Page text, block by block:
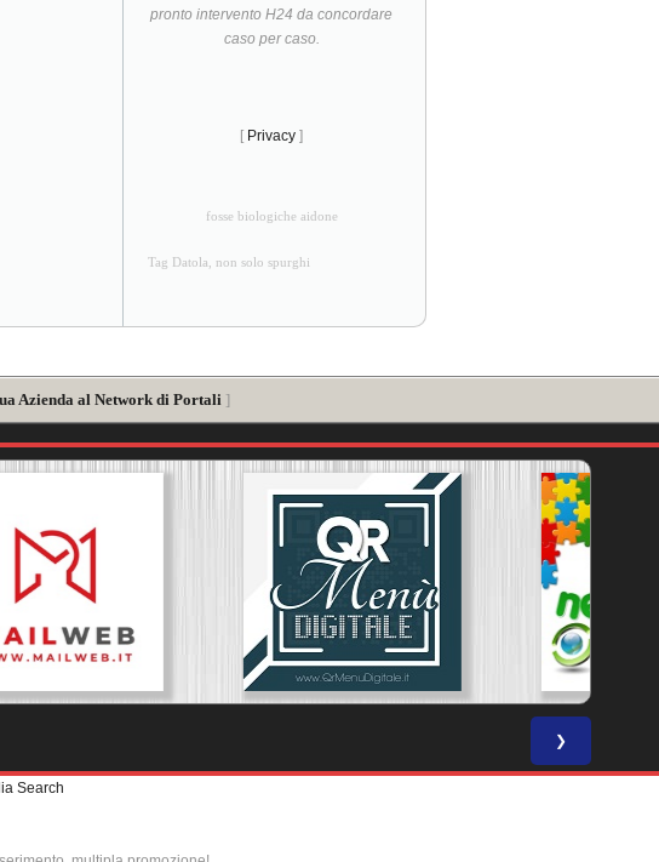
pronto intervento H24 da concordare
caso per caso.
[ Privacy ]
fosse biologiche aidone
Tag Datola, non solo spurghi
Azienda al Network di Portali ]
❯
Search